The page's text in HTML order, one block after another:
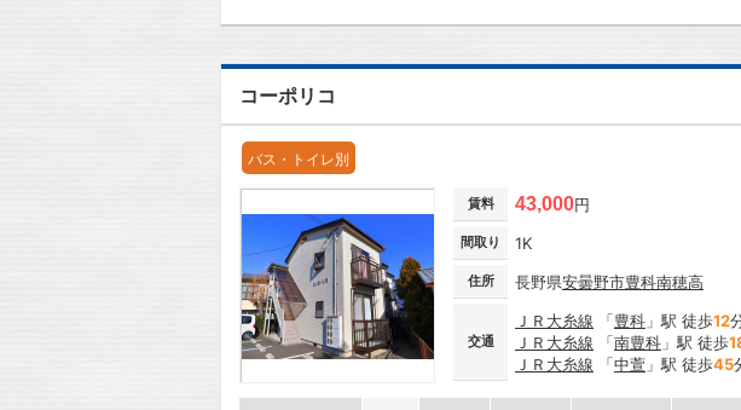
コーポリコ
バス・トイレ別
賃料 43,000円
間取り 1K
住所 長野県安曇野市豊科南穂高
交通
ＪＲ大糸線 「豊科 」駅 徒歩12
ＪＲ大糸線 「南豊科 」駅 徒歩
ＪＲ大糸線 「中萱 」駅 徒歩45